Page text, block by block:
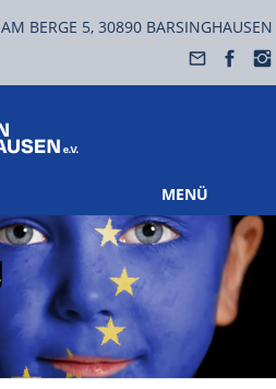
AM BERGE 5, 30890 BARSINGHAUSEN
MENÜ